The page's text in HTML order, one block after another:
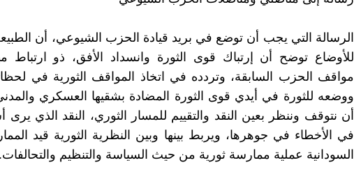
الرسالة التي يجب أن توضع في بريد قيادة الحزب الشيوعي، أن الطبيعة
للأوضاع توضح أن إرتباك قوى الثورة وانسداد الأفق، ذو ارتباط
مواقف الحزب السابقة، وتردده في اتخاذ المواقف الثورية في
ووضعه للثورة في أيدي قوى الثورة المضادة بشقيها العسكري
أن نتوقف وننظر بعين النقد والتقييم للمسار الثوري، النقد الذي يرى
في الأخطاء في جوهرها، ويربط بينها وبين النظرية الثورية قيد
السودانية عملية ممارسة ثورية من حيث السياسة والتنظيم والتحالفات.